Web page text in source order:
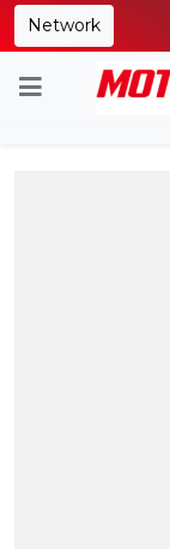
Network